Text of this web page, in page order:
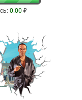
0.00 ₽